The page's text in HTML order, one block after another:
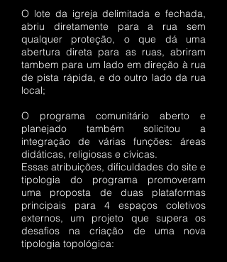
O lote da igreja delimitada e fechada,
abriu diretamente para a rua sem
qualquer proteção, o que dá uma
abertura direta para as ruas, abriram
tambem para um lado em direção à rua
de pista rápida, e do outro lado da rua
local;
O programa comunitário aberto e
planejado também solicitou a
integração de várias funções: áreas
didáticas, religiosas e cívicas.
Essas atribuições, dificuldades do site e
tipologia do programa promoveram
uma proposta de duas plataformas
principais para 4 espaços coletivos
externos, um projeto que supera os
desafios na criação de uma nova
tipologia topológica: